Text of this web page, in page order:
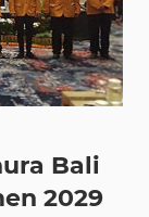
Bali
2029